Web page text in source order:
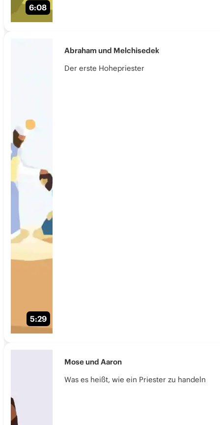
6:08
Abraham und Melchisedek
Der erste Hohepriester
5:29
Mose und Aaron
Was es heißt, wie ein Priester zu handeln